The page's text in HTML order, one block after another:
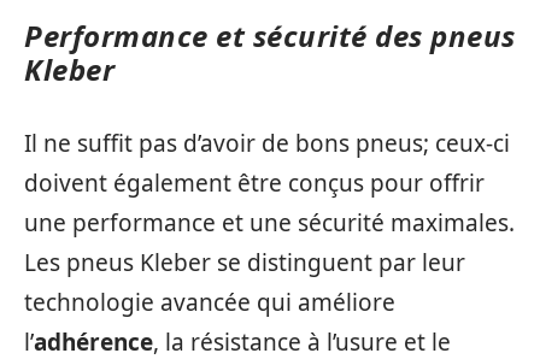
Performance et sécurité des pneus
Kleber
Il ne suffit pas d’avoir de bons pneus; ceux-ci
doivent également être conçus pour offrir
une performance et une sécurité maximales.
Les pneus Kleber se distinguent par leur
technologie avancée qui améliore
l’adhérence, la résistance à l’usure et le